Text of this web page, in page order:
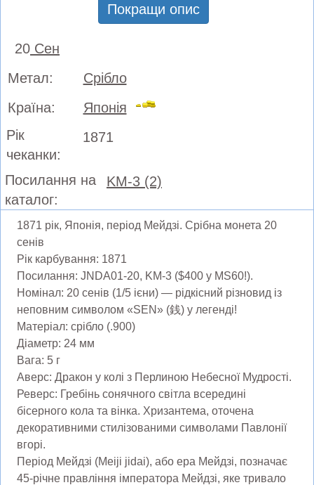
Покращи опис
20 Сен
Метал:
Срібло
Країна:
Японія
Рік
чеканки:
1871
Посилання на
каталог:
KM-3 (2)
1871 рік, Японія, період Мейдзі. Срібна монета 20
сенів
Рік карбування: 1871
Посилання: JNDA01-20, KM-3 ($400 у MS60!).
Номінал: 20 сенів (1/5 ієни) — рідкісний різновид із
неповним символом «SEN» (銭) у легенді!
Матеріал: срібло (.900)
Діаметр: 24 мм
Вага: 5 г
Аверс: Дракон у колі з Перлиною Небесної Мудрості.
Реверс: Гребінь сонячного світла всередині
бісерного кола та вінка. Хризантема, оточена
декоративними стилізованими символами Павлонії
вгорі.
Період Мейдзі (Meiji jidai), або ера Мейдзі, позначає
45-річне правління імператора Мейдзі, яке тривало